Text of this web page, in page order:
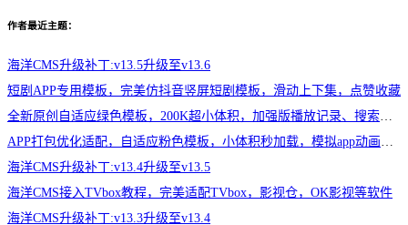
作者最近主题：
海洋CMS升级补丁:v13.5升级至v13.6
短剧APP专用模板，完美仿抖音竖屏短剧模板，滑动上下集，点赞收藏
海洋CMS升级补丁:v13.4升级至v13.5
海洋CMS接入TVbox教程，完美适配TVbox，影视仓，OK影视等软件
海洋CMS升级补丁:v13.3升级至v13.4